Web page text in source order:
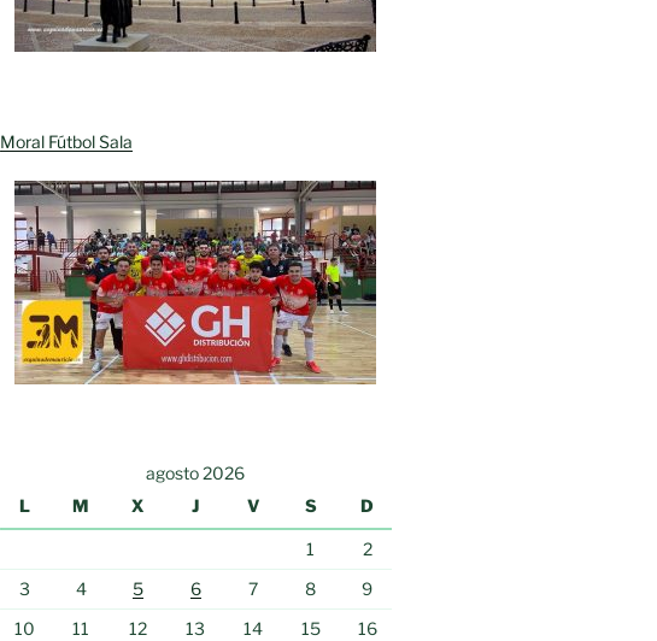
Moral Fútbol Sala
agosto 2026
L
M X J V S D
1
2
3
4 5 6 7 8
9
10
11 12 13 14 15
16